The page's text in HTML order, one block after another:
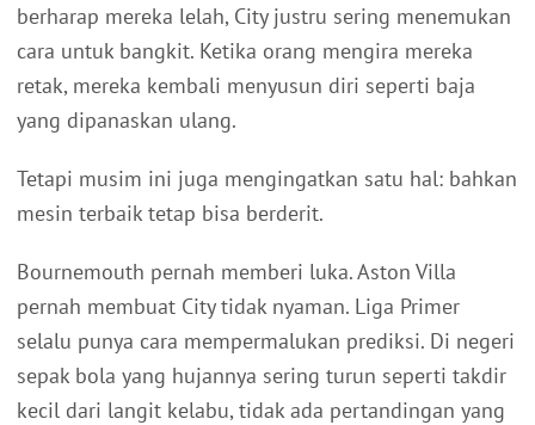
berharap mereka lelah, City justru sering menemukan
cara untuk bangkit. Ketika orang mengira mereka
retak, mereka kembali menyusun diri seperti baja
yang dipanaskan ulang.
Tetapi musim ini juga mengingatkan satu hal: bahkan
mesin terbaik tetap bisa berderit.
Bournemouth pernah memberi luka. Aston Villa
pernah membuat City tidak nyaman. Liga Primer
selalu punya cara mempermalukan prediksi. Di negeri
sepak bola yang hujannya sering turun seperti takdir
kecil dari langit kelabu, tidak ada pertandingan yang